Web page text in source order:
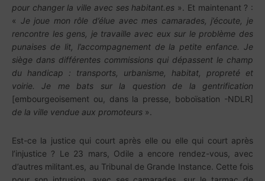
pour changer la ville avec ses habitant.es ». Et maintenant ? :
« Je joue mon rôle d’élue avec mes camarades, j’écoute, je
rencontre les gens, je travaille avec eux sur le problème des
punaises de lit, l’accompagnement de la petite enfance. Je
siège dans différentes commissions qui dépassent le champ
du handicap : transports, urbanisme, habitat, propreté et
voirie. Je me bats sur la question de la gentrification
[embourgeoisement ou, dans la presse, boboïsation -NDLR]
de la ville vendue aux promoteurs ».
Est-ce la justice qui court après elle ou elle qui court après
l’injustice ? Le 23 mars, Odile a encore rendez-vous, avec
d’autres militant.es, au Tribunal de Grande Instance. Cette fois